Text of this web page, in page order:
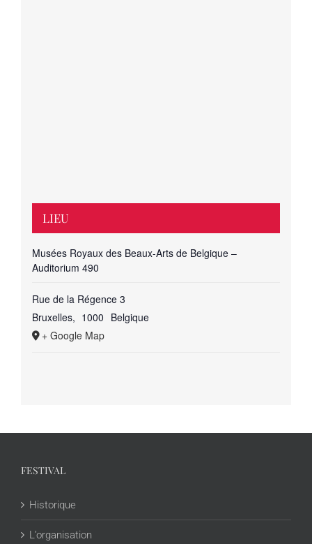
LIEU
Musées Royaux des Beaux-Arts de Belgique –
Auditorium 490
Rue de la Régence 3
Bruxelles, 1000 Belgique
+ Google Map
FESTIVAL
Historique
L’organisation